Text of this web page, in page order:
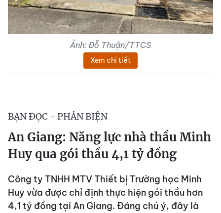
Ảnh: Đỗ Thuận/TTCS
Xem chi tiết
BẠN ĐỌC - PHẢN BIỆN
An Giang: Năng lực nhà thầu Minh
Huy qua gói thầu 4,1 tỷ đồng
Công ty TNHH MTV Thiết bị Trường học Minh
Huy vừa được chỉ định thực hiện gói thầu hơn
4,1 tỷ đồng tại An Giang. Đáng chú ý, đây là